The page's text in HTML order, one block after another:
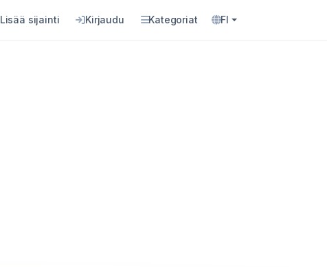
Lisää sijainti Kirjaudu Kategoriat FI